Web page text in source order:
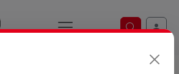
Ricerca